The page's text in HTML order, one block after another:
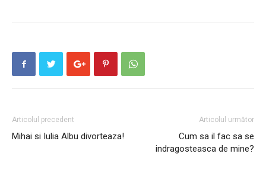
Articolul precedent
Mihai si Iulia Albu divorteaza!
Articolul următor
Cum sa il fac sa se
indragosteasca de mine?